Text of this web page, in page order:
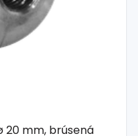
20 mm, brúsená